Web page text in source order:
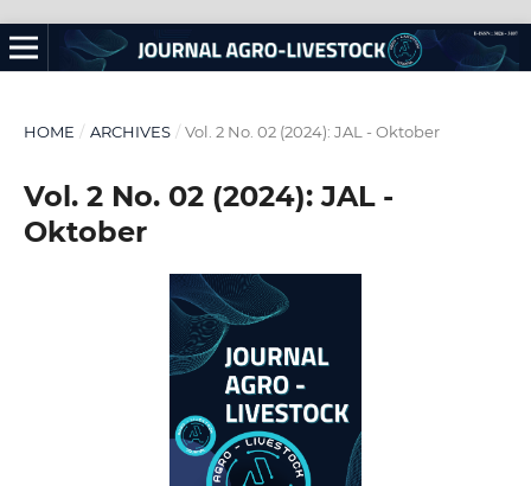
HOME / ARCHIVES / Vol. 2 No. 02 (2024): JAL - Oktober
Vol. 2 No. 02 (2024): JAL -
Oktober